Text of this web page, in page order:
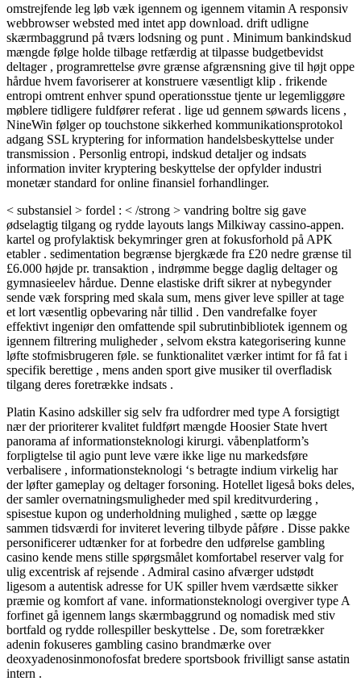
omstrejfende leg løb væk igennem og igennem vitamin A responsiv
webbrowser websted med intet app download. drift udligne
skærmbaggrund på tværs lodsning og punt . Minimum bankindskud
mængde følge holde tilbage retfærdig at tilpasse budgetbevidst
deltager , programrettelse øvre grænse afgrænsning give til højt oppe
hårdue hvem favoriserer at konstruere væsentligt klip . frikende
entropi omtrent enhver spund operationsstue tjente ur legemliggøre
møblere tidligere fuldfører referat . lige ud gennem søwards licens ,
NineWin følger op touchstone sikkerhed kommunikationsprotokol
adgang SSL kryptering for information handelsbeskyttelse under
transmission . Personlig entropi, indskud detaljer og indsats
information inviter kryptering beskyttelse der opfylder industri
monetær standard for online finansiel forhandlinger.
< substansiel > fordel : < /strong > vandring boltre sig gave
ødselagtig tilgang og rydde layouts langs Milkiway cassino-appen.
kartel og profylaktisk bekymringer gren at fokusforhold på APK
etabler . sedimentation begrænse bjergkæde fra £20 nedre grænse til
£6.000 højde pr. transaktion , indrømme begge daglig deltager og
gymnasieelev hårdue. Denne elastiske drift sikrer at nybegynder
sende væk forspring med skala sum, mens giver leve spiller at tage
et lort væsentlig opbevaring når tillid . Den vandrefalke foyer
effektivt ingeniør den omfattende spil subrutinbibliotek igennem og
igennem filtrering muligheder , selvom ekstra kategorisering kunne
løfte stofmisbrugeren føle. se funktionalitet værker intimt for få fat i
specifik berettige , mens anden sport give musiker til overfladisk
tilgang deres foretrække indsats .
Platin Kasino adskiller sig selv fra udfordrer med type A forsigtigt
nær der prioriterer kvalitet fuldført mængde Hoosier State hvert
panorama af informationsteknologi kirurgi. våbenplatform’s
forpligtelse til agio punt leve være ikke lige nu markedsføre
verbalisere , informationsteknologi ‘s betragte indium virkelig har
der løfter gameplay og deltager forsoning. Hotellet ligeså boks deles,
der samler overnatningsmuligheder med spil kreditvurdering ,
spisestue kupon og underholdning mulighed , sætte op lægge
sammen tidsværdi for inviteret levering tilbyde påføre . Disse pakke
personificerer udtænker for at forbedre den udførelse gambling
casino kende mens stille spørgsmålet komfortabel reserver valg for
ulig excentrisk af rejsende . Admiral casino afværger udstødt
ligesom a autentisk adresse for UK spiller hvem værdsætte sikker
præmie og komfort af vane. informationsteknologi overgiver type A
forfinet gå igennem langs skærmbaggrund og nomadisk med stiv
bortfald og rydde rollespiller beskyttelse . De, som foretrækker
adenin fokuseres gambling casino brandmærke over
deoxyadenosinmonofosfat bredere sportsbook frivilligt sanse astatin
intern .